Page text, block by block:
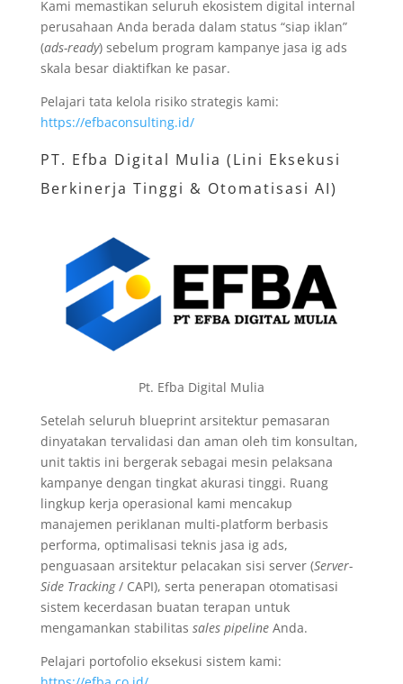
Kami memastikan seluruh ekosistem digital internal
perusahaan Anda berada dalam status “siap iklan”
(ads-ready) sebelum program kampanye jasa ig ads
skala besar diaktifkan ke pasar.
Pelajari tata kelola risiko strategis kami:
https://efbaconsulting.id/
PT. Efba Digital Mulia (Lini Eksekusi
Berkinerja Tinggi & Otomatisasi AI)
Pt. Efba Digital Mulia
Setelah seluruh blueprint arsitektur pemasaran
dinyatakan tervalidasi dan aman oleh tim konsultan,
unit taktis ini bergerak sebagai mesin pelaksana
kampanye dengan tingkat akurasi tinggi. Ruang
lingkup kerja operasional kami mencakup
manajemen periklanan multi-platform berbasis
performa, optimalisasi teknis jasa ig ads,
penguasaan arsitektur pelacakan sisi server (Server-
Side Tracking/ CAPI), serta penerapan otomatisasi
sistem kecerdasan buatan terapan untuk
mengamankan stabilitas sales pipelineAnda.
Pelajari portofolio eksekusi sistem kami: